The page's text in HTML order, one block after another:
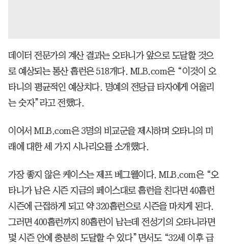
데이터 전문가의 계산 결과는 오타니가 앞으로 도달할 것으
로 예상되는 통산 홈런은 518개다. MLB.com은 “이것이 오
타니의 평균적인 예상치다. 명예의 전당급 타자에게 어울리
는 숫자”라고 전했다.
이어서 MLB.com은 3명의 비교군을 제시하며 오타니의 미
래에 대한 세 가지 시나리오를 소개했다.
가장 좋지 않은 케이스는 제프 베그웰이다. MLB.com은 “오
타니가 남은 시즌 지금의 페이스대로 홈런을 친다면 40홈런
시즌에 근접하게 되고 약 320홈런으로 시즌을 마치게 된다.
그러면 400홈런까지 80홈런이 남는데 전성기의 오타니라면
몇 시즌 안에 충분히 도달할 수 있다”면서도 “32세 이후 급